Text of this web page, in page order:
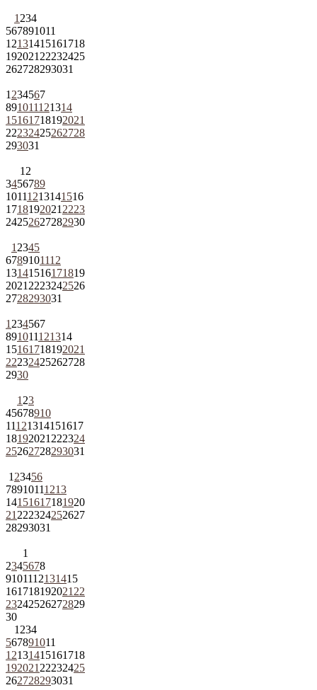
1 234
567891011
12131415161718
192021 22232425
262728293031
1 234567
891011121314
15161718192021
22232425262728
293031
1 2
3456789
10111213141516
1718192021 2223
24252627282930
1 2345
6789101112
13141516171819
2021 2223242526
2728293031
1 234567
891011121314
15161718192021
22232425262728
2930
1 23
45678910
11121314151617
18192021 222324
25262728293031
1 23456
78910111213
14151617181920
21 222324252627
28293031
1
2345678
9101112131415
161718192021 22
23242526272829
30
1 234
567891011
12131415161718
192021 22232425
262728293031